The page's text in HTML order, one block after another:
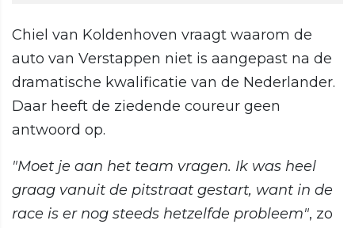
Chiel van Koldenhoven vraagt waarom de
auto van Verstappen niet is aangepast na de
dramatische kwalificatie van de Nederlander.
Daar heeft de ziedende coureur geen
antwoord op.
"Moet je aan het team vragen. Ik was heel
graag vanuit de pitstraat gestart, want in de
race is er nog steeds hetzelfde probleem", zo